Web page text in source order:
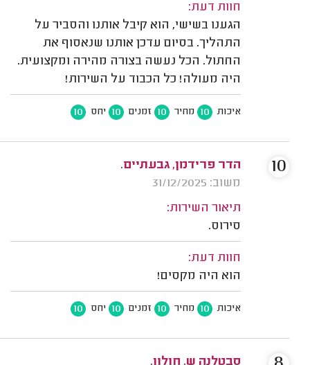
חוות דעת:
הגענו בשישי, הוא קיבל אותנו והסביר על
התהליך. בסיום עדכן אותנו שנאסוף את
החתול. הכל נעשה בצורה מהירה ומקצועית.
היה מעולה! כל הכבוד על השירות!
איכות 10 מחיר 10 זמנים 10 יחס 10
הדר פרידמן, גבעתיים.
משוב: 31/12/2025
תיאור השירות:
סירוס.
חוות דעת:
הוא היה מקסים!
איכות 10 מחיר 10 זמנים 10 יחס 10
10